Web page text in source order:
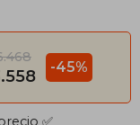
-45%
✅